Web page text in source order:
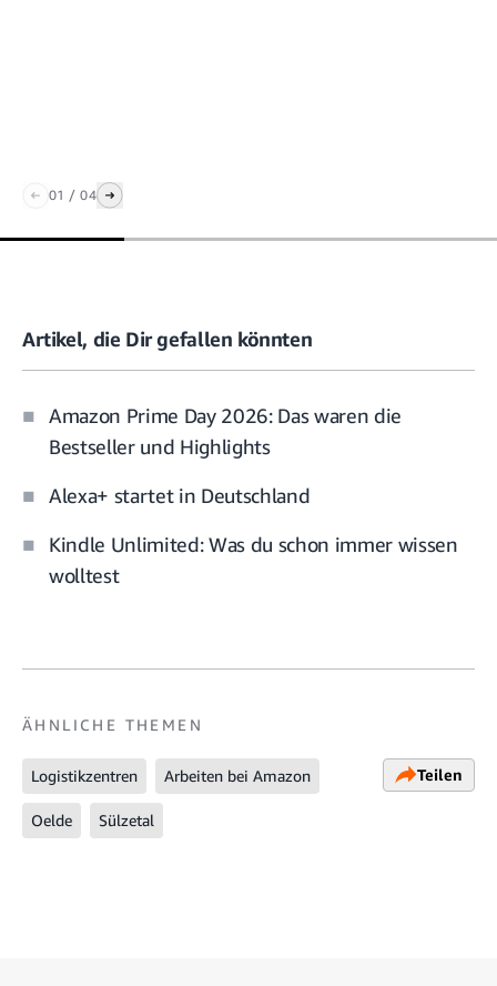
01 / 04
Artikel, die Dir gefallen könnten
Amazon Prime Day 2026: Das waren die
Bestseller und Highlights
Alexa+ startet in Deutschland
Kindle Unlimited: Was du schon immer wissen
wolltest
ÄHNLICHE THEMEN
Logistikzentren Arbeiten bei Amazon
Oelde Sülzetal
Teilen